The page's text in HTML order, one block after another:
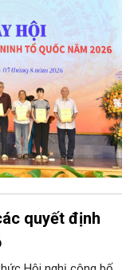
nghiệp vụ Công
quyết định